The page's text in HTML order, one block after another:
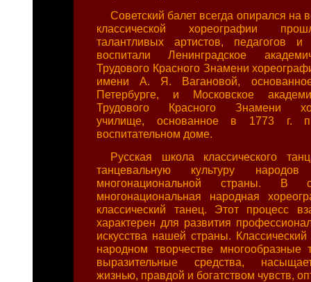
Советский балет всегда опирался на
классической хореографии
талантливых артистов, педагогов и
воспитали Ленинградское
Трудового Красного Знамени
имени А. Я. Вагановой,
Петербурге, и Московское
Трудового Красного Знамени
училище, основанное в 1773 г.
воспитательном доме.
Русская школа классического
танцевальную культуру
многонациональной страны. В
многонациональная народная
классический танец. Этот процесс
характерен для развития
искусства нашей страны.
народном творчестве
выразительные средства,
жизнью, правдой и богатством чувств,